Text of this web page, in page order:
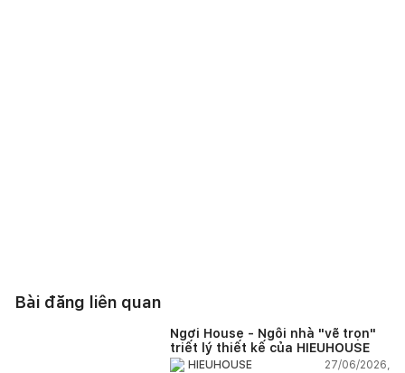
Bài đăng liên quan
Ngơi House - Ngôi nhà "vẽ trọn"
triết lý thiết kế của HIEUHOUSE
HIEUHOUSE
27/06/2026,